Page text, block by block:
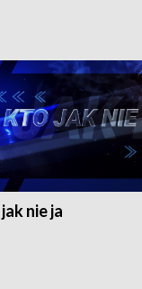
nie ja